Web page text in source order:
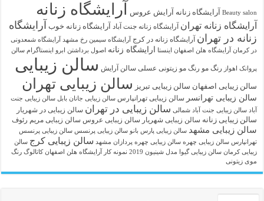
Beauty salon آرايشگاه زنانه آرایش عروس آرایشگاه زنانه
آرایشگاه زنانه تهران آرایشگاه زنانه جنت آباد آرایشگاه زنانه خوب آرایشگاه
زنانه در تهران آرایشگاه زنانه در کرج آرایشگاه سیمین رخ مشهد آرایشگاه شمعدونی
در کرمان آرایشگاه هلن اصفهان اینستا ارایشگاه زنانه اصول برداشتن ابرو اینستاگرام سالن
پروانک اهواز رنگ مو رنگ مو زیتونی عسلی سالن آرایش سالن زیبایی
سالن زیبایی اصفهان سالن زیبایی تبریز سالن زیبایی تهران
سالن زیبایی تهرانسر سالن زیبایی تهرانپارس سالن زیبایی جانان بابل سالن زیبایی جنت
آباد سالن زیبایی جنت آباد شمالی سالن زیبایی در تهران سالن زیبایی در شهریار
سالن زیبایی زنانه سالن زیبایی شهریار سالن زیبایی عروس سالن زیبایی مریم رئوف
سالن زیبایی مشهد سالن زیبایی پارس بانو سالن زیبایی پرنسس سالن زیبایی پرنسس
تهرانپارس سالن زیبایی چهره سالن زیبایی چهره پردازان مشهد سالن زیبایی کرج سالن
زیبایی کرمان سالن زیبایی گیوا مدل شینیون 2019 نمونه کار آرایشگاه هلن اصفهان کاتالوگ رنگ
موی زیتونی